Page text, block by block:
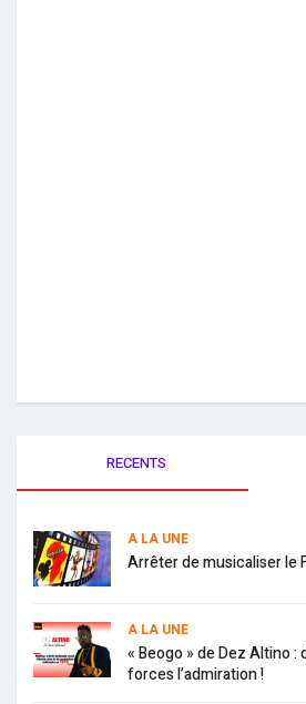
RECENTS
A LA UNE
Arrêter de musicaliser le
A LA UNE
« Beogo » de Dez Altino :
forces l’admiration !